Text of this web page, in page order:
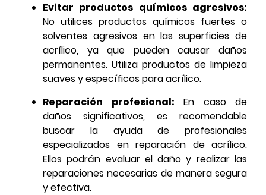
Evitar productos químicos agresivos:
No utilices productos químicos fuertes o
solventes agresivos en las superficies de
acrílico, ya que pueden causar daños
permanentes. Utiliza productos de limpieza
suaves y específicos para acrílico.
Reparación profesional: En caso de
daños significativos, es recomendable
buscar la ayuda de profesionales
especializados en reparación de acrílico.
Ellos podrán evaluar el daño y realizar las
reparaciones necesarias de manera segura
y efectiva.